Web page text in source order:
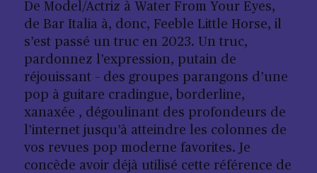
De Model/Actriz à Water From Your Eyes,
de Bar Italia à, donc, Feeble Little Horse, il
s’est passé un truc en 2023. Un truc,
pardonnez l’expression, putain de
réjouissant – des groupes parangons d’une
pop à guitare cradingue, borderline,
xanaxée , dégoulinant des profondeurs de
l’internet jusqu’à atteindre les colonnes de
vos revues pop moderne favorites. Je
concède avoir déjà utilisé cette référence de